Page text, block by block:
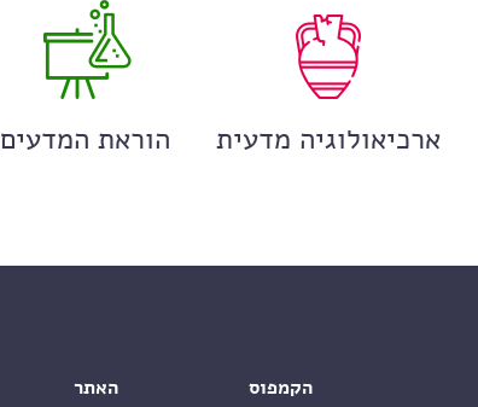
ארכיאולוגיה מדעית הוראת המדעים
הקמפוס האתר